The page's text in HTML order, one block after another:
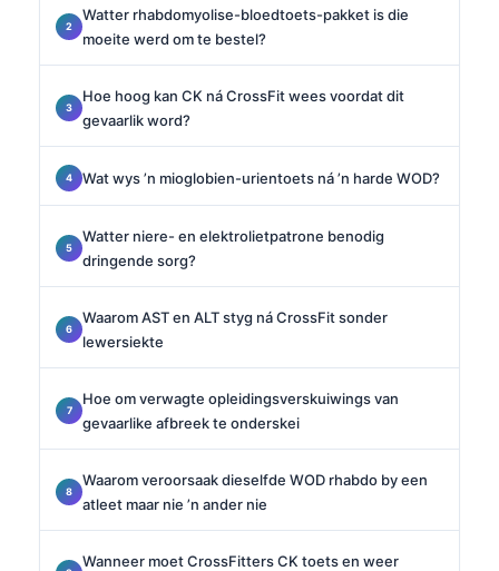
Watter rhabdomyolise-bloedtoets-pakket is die
moeite werd om te bestel?
Hoe hoog kan CK ná CrossFit wees voordat dit
gevaarlik word?
Wat wys ’n mioglobien-urientoets ná ’n harde WOD?
Watter niere- en elektrolietpatrone benodig
dringende sorg?
Waarom AST en ALT styg ná CrossFit sonder
lewersiekte
Hoe om verwagte opleidingsverskuiwings van
gevaarlike afbreek te onderskei
Waarom veroorsaak dieselfde WOD rhabdo by een
atleet maar nie ’n ander nie
Wanneer moet CrossFitters CK toets en weer